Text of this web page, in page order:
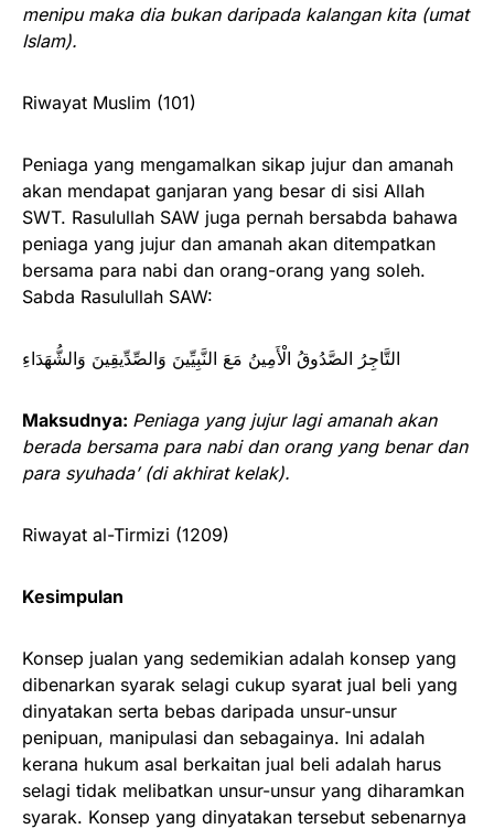
menipu maka dia bukan daripada kalangan kita (umat
Islam).
Riwayat Muslim (101)
Peniaga yang mengamalkan sikap jujur dan amanah
akan mendapat ganjaran yang besar di sisi Allah
SWT. Rasulullah SAW juga pernah bersabda bahawa
peniaga yang jujur dan amanah akan ditempatkan
bersama para nabi dan orang-orang yang soleh.
Sabda Rasulullah SAW:
‌التَّاجِرُ ‌الصَّدُوقُ الْأَمِينُ مَعَ النَّبِيِّينَ وَالصِّدِّيقِينَ وَالشُّهَدَاءِ
Maksudnya: Peniaga yang jujur lagi amanah akan
berada bersama para nabi dan orang yang benar dan
para syuhada’ (di akhirat kelak).
Riwayat al-Tirmizi (1209)
Kesimpulan
Konsep jualan yang sedemikian adalah konsep yang
dibenarkan syarak selagi cukup syarat jual beli yang
dinyatakan serta bebas daripada unsur-unsur
penipuan, manipulasi dan sebagainya. Ini adalah
kerana hukum asal berkaitan jual beli adalah harus
selagi tidak melibatkan unsur-unsur yang diharamkan
syarak. Konsep yang dinyatakan tersebut sebenarnya